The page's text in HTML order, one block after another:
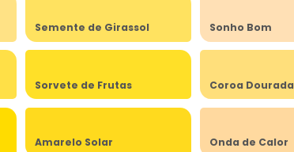
Semente de Girassol Sonho Bom
Sorvete de Frutas Coroa Dourada
Amarelo Solar Onda de Calor